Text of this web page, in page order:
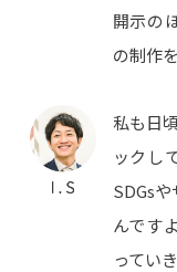
開示の
の制作
私も日
ックし
SDGs
んです
ってい